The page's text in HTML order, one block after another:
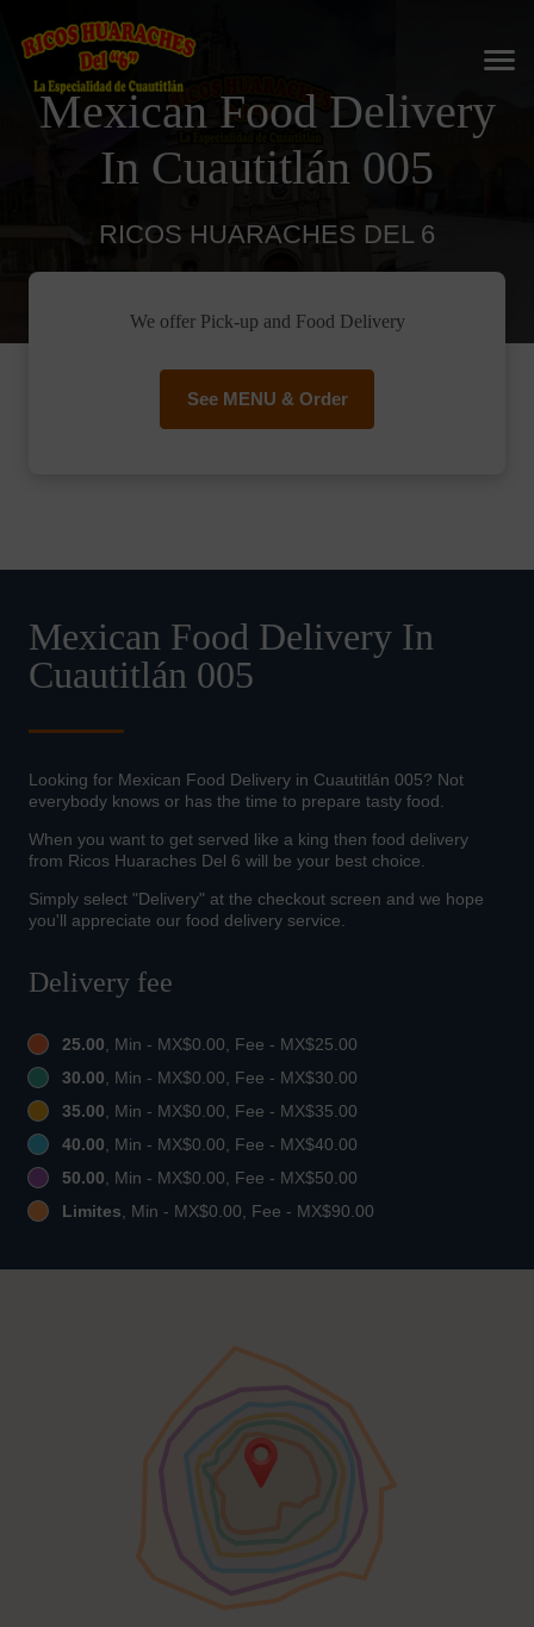
Mexican Food Delivery
In Cuautitlán 005
RICOS HUARACHES DEL 6
We offer Pick-up and Food Delivery
See MENU & Order
Mexican Food Delivery In
Cuautitlán 005
Looking for Mexican Food Delivery in Cuautitlán 005? Not
everybody knows or has the time to prepare tasty food.
When you want to get served like a king then food delivery
from Ricos Huaraches Del 6 will be your best choice.
Simply select "Delivery" at the checkout screen and we hope
you'll appreciate our food delivery service.
Delivery fee
25.00, Min - MX$0.00, Fee - MX$25.00
30.00, Min - MX$0.00, Fee - MX$30.00
35.00, Min - MX$0.00, Fee - MX$35.00
40.00, Min - MX$0.00, Fee - MX$40.00
50.00, Min - MX$0.00, Fee - MX$50.00
Limites, Min - MX$0.00, Fee - MX$90.00